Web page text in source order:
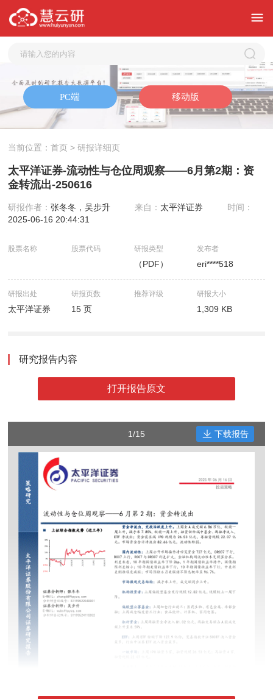
当前位置：首页 > 研报详细页
太平洋证券-流动性与仓位周观察——6月第2期：资
金转流出-250616
研报作者：张冬冬，吴步升 来自： 太平洋证券
时间：
2025-06-16 20:44:31
股票名称 股票代码 研报类型
（PDF）
发布者
eri****518
研报出处
太平洋证券
研报页数
15 页
推荐评级 研报大小
1,309 KB
研究报告内容
打开报告原文
1/15 下载报告